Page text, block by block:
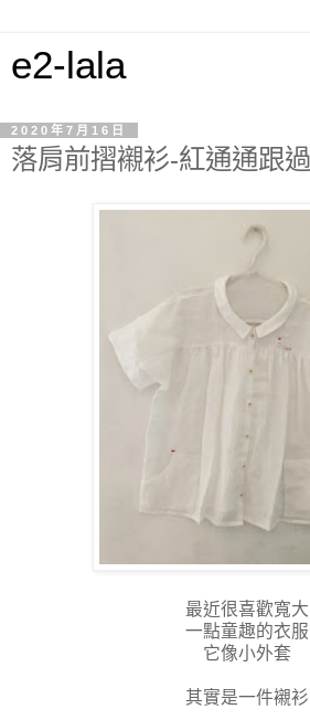
e2-lala
2020年7月16日
落肩前摺襯衫-紅通通跟
最近很喜歡寬大
一點童趣的衣服
它像小外套
其實是一件襯衫